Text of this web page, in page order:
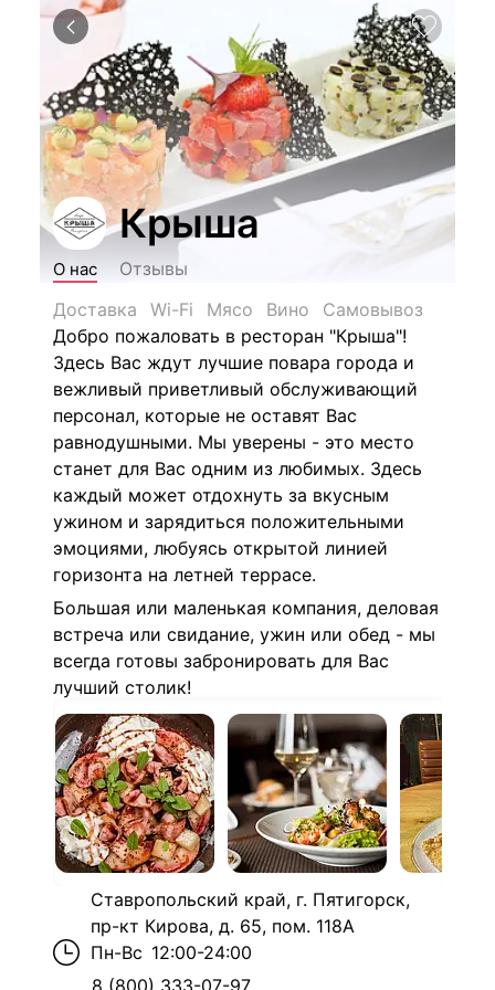
Крыша
О нас
Отзывы
Доставка
Wi-Fi Мясо Вино
Самовывоз
Добро пожаловать в ресторан "Крыша"!
Здесь Вас ждут лучшие повара города и
вежливый приветливый обслуживающий
персонал, которые не оставят Вас
равнодушными. Мы уверены - это место
станет для Вас одним из любимых. Здесь
каждый может отдохнуть за вкусным
ужином и зарядиться положительными
эмоциями, любуясь открытой линией
горизонта на летней террасе.
Большая или маленькая компания, деловая
встреча или свидание, ужин или обед - мы
всегда готовы забронировать для Вас
лучший столик!
Ставропольский край, г. Пятигорск,
пр-кт Кирова, д. 65, пом. 118А
Пн-Вс 12:00-24:00
8 (800) 333-07-97